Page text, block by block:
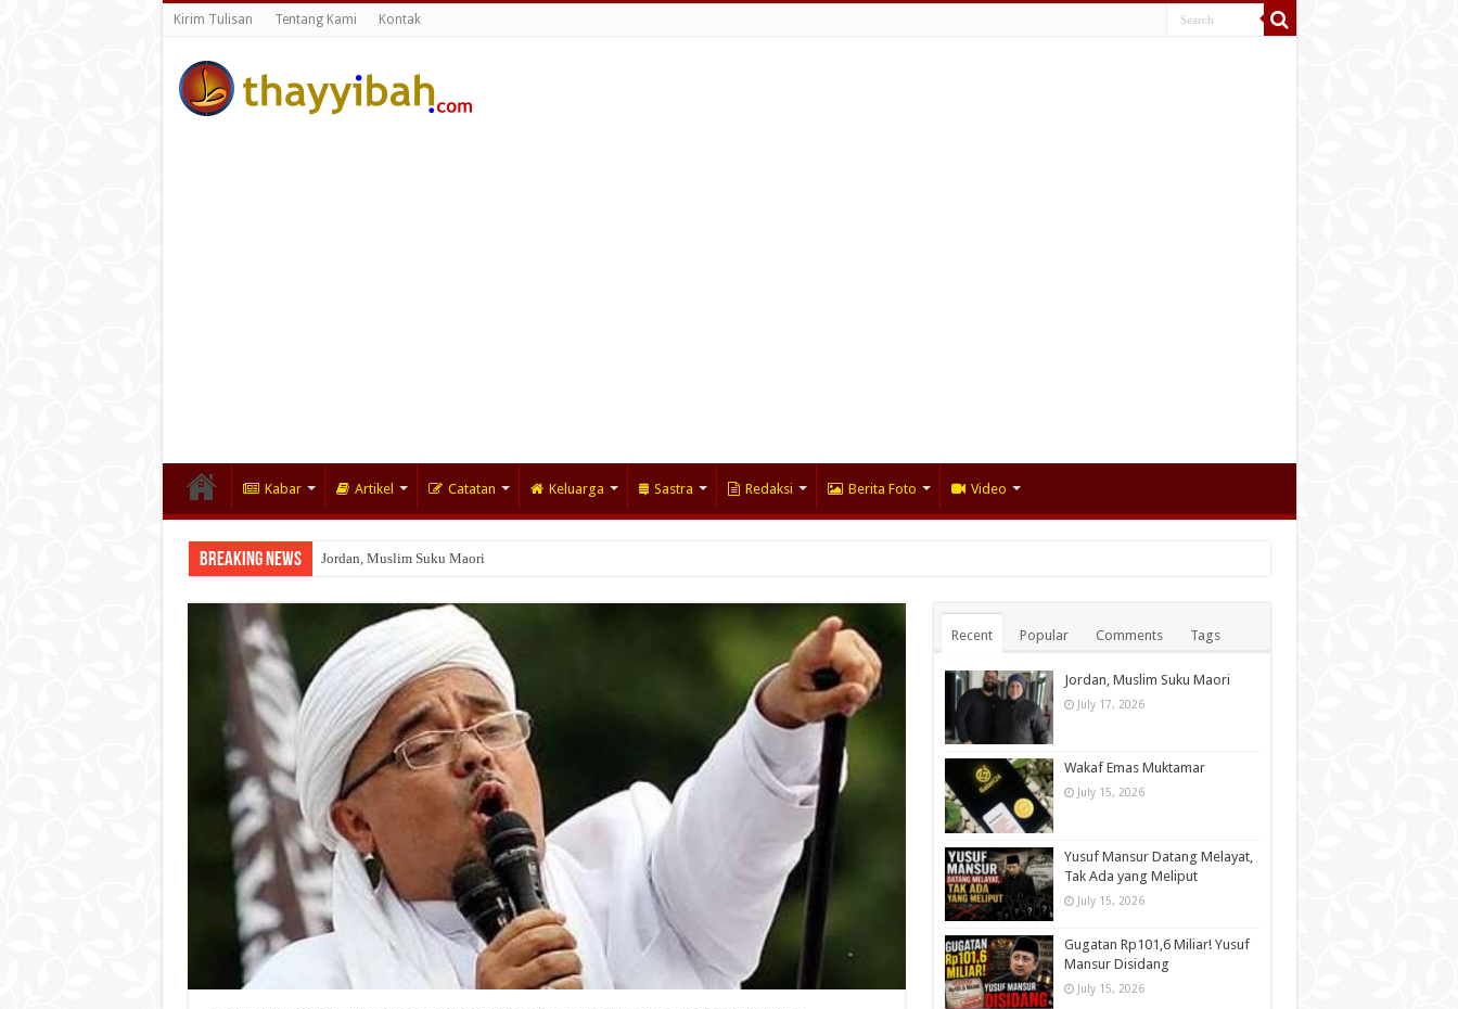
Kirim Tulisan Tentang Kami Kontak
Kabar Artikel Catatan Keluarga Sastra Redaksi Berita Foto Video
Breaking News Jordan, Muslim Suku Maori
Recent Popular Comments Tags
Jordan, Muslim Suku Maori
July 17, 2026
Wakaf Emas Muktamar
July 15, 2026
Yusuf Mansur Datang Melayat,
Tak Ada yang Meliput
July 15, 2026
Gugatan Rp101,6 Miliar! Yusuf
Mansur Disidang
July 15, 2026